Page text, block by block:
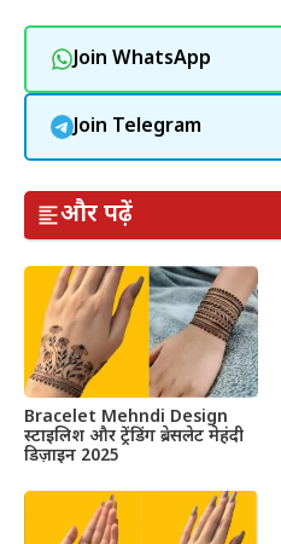
Join WhatsApp
Join Telegram
और पढ़ें
Bracelet Mehndi Design
स्टाइलिश और ट्रेंडिंग ब्रेसलेट मेहंदी
डिज़ाइन 2025